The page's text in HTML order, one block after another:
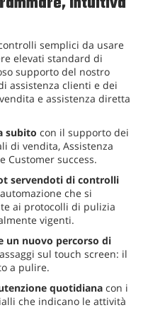
semplici da usare
elevati standard di
supporto del nostro
assistenza clienti e dei
e assistenza diretta
subito con il supporto dei
di vendita, Assistenza
Customer success.
servendoti di controlli
che si
ai protocolli di pulizia
vigenti.
un nuovo percorso di
sul touch screen: il
a pulire.
quotidiana con i
che indicano le attività